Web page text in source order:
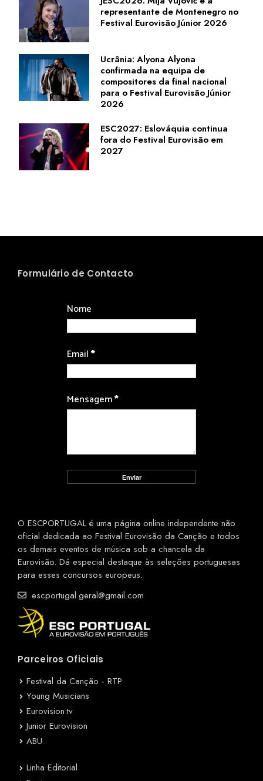
representante de Montenegro no
Festival Eurovisão Júnior 2026
Ucrânia: Alyona Alyona
confirmada na equipa de
compositores da final nacional
para o Festival Eurovisão Júnior
2026
ESC2027: Eslováquia continua
fora do Festival Eurovisão em
2027
Formulário de Contacto
Nome
Email*
Mensagem*
O ESCPORTUGAL é uma página online independente não
oficial dedicada ao Festival Eurovisão da Canção e todos
os demais eventos de música sob a chancela da
Eurovisão. Dá especial destaque às seleções portuguesas
para esses concursos europeus.
escportugal.geral@gmail.com
Parceiros Oficiais
Festival da Canção - RTP
Young Musicians
Eurovision.tv
Junior Eurovision
ABU
Linha Editorial